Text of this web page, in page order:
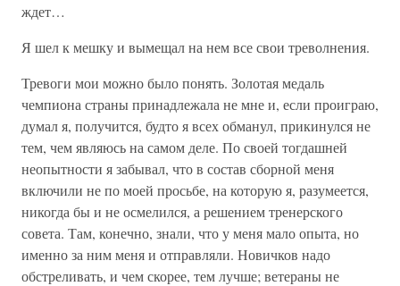
ждет…
Я шел к мешку и вымещал на нем все свои треволнения.
Тревоги мои можно было понять. Золотая медаль
чемпиона страны принадлежала не мне и, если проиграю,
думал я, получится, будто я всех обманул, прикинулся не
тем, чем являюсь на самом деле. По своей тогдашней
неопытности я забывал, что в состав сборной меня
включили не по моей просьбе, на которую я, разумеется,
никогда бы и не осмелился, а решением тренерского
совета. Там, конечно, знали, что у меня мало опыта, но
именно за ним меня и отправляли. Новичков надо
обстреливать, и чем скорее, тем лучше; ветераны не